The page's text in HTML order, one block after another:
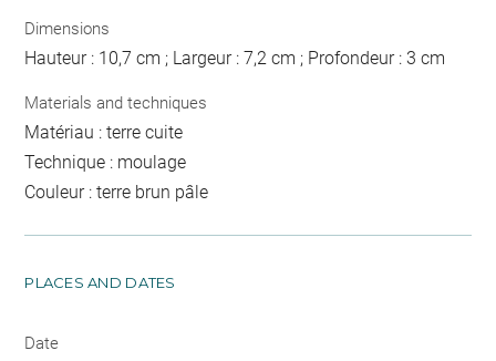
Dimensions
Hauteur : 10,7 cm ; Largeur : 7,2 cm ; Profondeur : 3 cm
Materials and techniques
Matériau : terre cuite
Technique : moulage
Couleur : terre brun pâle
PLACES AND DATES
Date